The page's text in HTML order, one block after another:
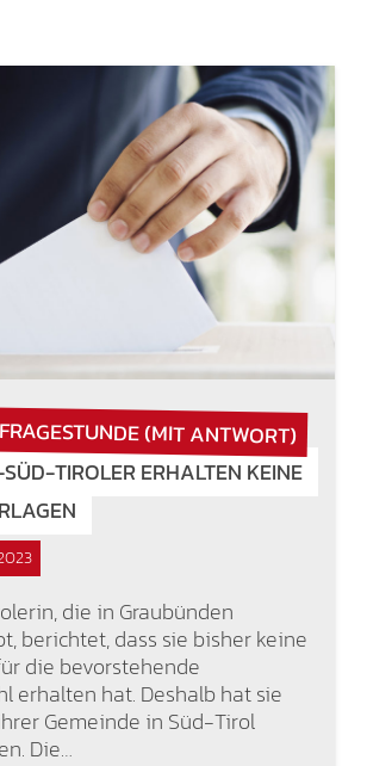
(MIT ANTWORT)
TIROLER ERHALTEN KEINE
die in Graubünden
berichtet, dass sie bisher keine
die bevorstehende
erhalten hat. Deshalb hat sie
Gemeinde in Süd-Tirol
Die…